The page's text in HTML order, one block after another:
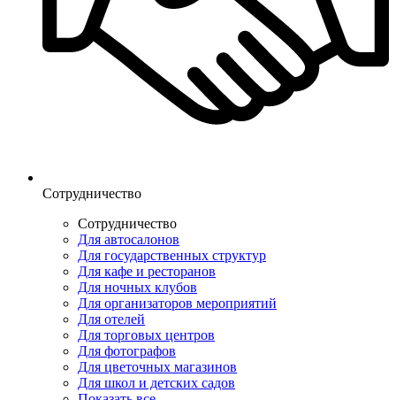
Сотрудничество
Сотрудничество
Для автосалонов
Для государственных структур
Для кафе и ресторанов
Для ночных клубов
Для организаторов мероприятий
Для отелей
Для торговых центров
Для фотографов
Для цветочных магазинов
Для школ и детских садов